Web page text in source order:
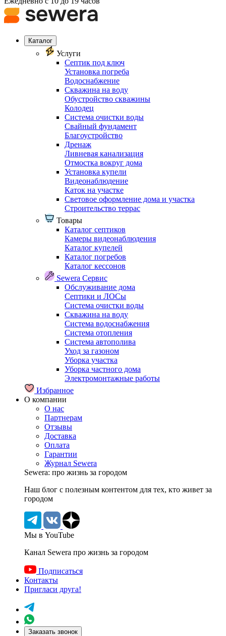
Каталог
Услуги
Септик под ключ
Установка погреба
Водоснабжение
Скважина на воду
Обустройство скважины
Колодец
Система очистки воды
Свайный фундамент
Благоустройство
Дренаж
Ливневая канализация
Отмостка вокруг дома
Установка купели
Видеонаблюдение
Каток на участке
Световое оформление дома и участка
Строительство террас
Товары
Каталог септиков
Камеры видеонаблюдения
Каталог купелей
Каталог погребов
Каталог кессонов
Sewera Сервис
Обслуживание дома
Септики и ЛОСы
Система очистки воды
Скважина на воду
Система водоснабжения
Система отопления
Система автополива
Уход за газоном
Уборка участка
Уборка частного дома
Электромонтажные работы
Избранное
О компании
О нас
Партнерам
Отзывы
Доставка
Оплата
Гарантии
Журнал Sewera
Sewera: про жизнь за городом
Наш блог c полезным контентом для тех, кто живет за
городом
Мы в YouTube
Канал Sewera про жизнь за городом
Подписаться
Контакты
Пригласи друга!
Заказать звонок